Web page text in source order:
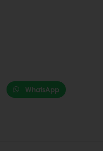
WhatsApp